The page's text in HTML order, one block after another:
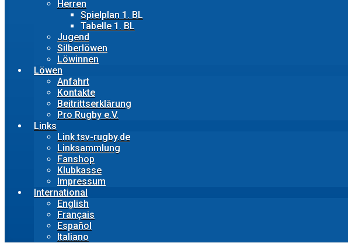
Herren
Spielplan 1. BL
Tabelle 1. BL
Jugend
Silberlöwen
Löwinnen
Löwen
Anfahrt
Kontakte
Beitrittserklärung
Pro Rugby e.V.
Links
Link tsv-rugby.de
Linksammlung
Fanshop
Klubkasse
Impressum
International
English
Français
Español
Italiano